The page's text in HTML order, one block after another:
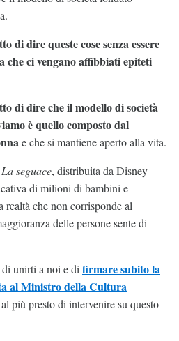
di dire queste cose senza essere
che ci vengano affibbiati epiteti
di dire che il modello di società
è quello composto dal
e che si mantiene aperto alla vita.
seguace, distribuita da Disney
di milioni di bambini e
realtà che non corrisponde al
delle persone sente di
unirti a noi e difirmare subito la
al Ministro della Cultura
più presto di intervenire su questo